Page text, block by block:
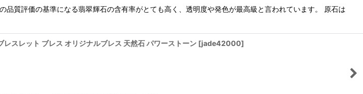
質評価の基準になる翡翠輝石の含有率がとても高く、透明度や発色が最高級と言われています。 原石は
スレット ブレス オリジナルブレス 天然石 パワーストーン [jade42000]